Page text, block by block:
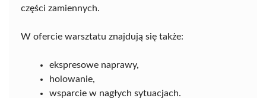
części zamiennych.
W ofercie warsztatu znajdują się także:
ekspresowe naprawy,
holowanie,
wsparcie w nagłych sytuacjach.